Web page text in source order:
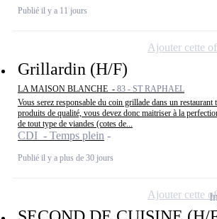
Publié il y a 11 jours
Grillardin (H/F)
LA MAISON BLANCHE - 83 - ST RAPHAEL
Vous serez responsable du coin grillade dans un restaurant
produits de qualité, vous devez donc maitriser à la
de tout type de viandes (cotes de...
CDI - Temps plein
Publié il y a plus de 30 jours
Ajouter cette
Ajouter cette